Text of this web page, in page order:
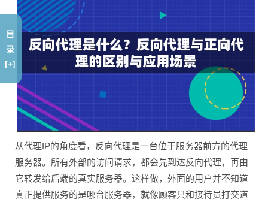
从代理IP的角度看，反向代理是一台位于服务器前方的代理
服务器。所有外部的访问请求，都会先到达反向代理，再由
它转发给后端的真实服务器。这样做，外面的用户并不知道
真正提供服务的是哪台服务器，就像顾客只和接待员打交道
目
录
[+]